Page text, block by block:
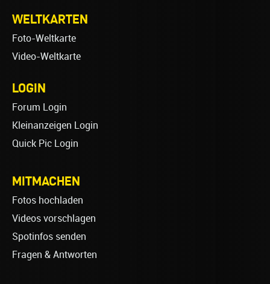
WELTKARTEN
Foto-Weltkarte
Video-Weltkarte
LOGIN
Forum Login
Kleinanzeigen Login
Quick Pic Login
MITMACHEN
Fotos hochladen
Videos vorschlagen
Spotinfos senden
Fragen & Antworten